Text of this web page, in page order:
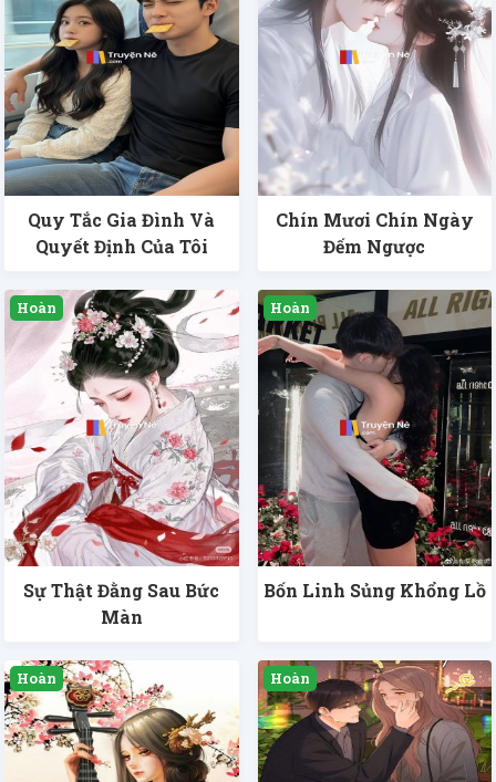
Quy Tắc Gia Đình Và
Quyết Định Của Tôi
Chín Mươi Chín Ngày
Đếm Ngược
Sự Thật Đằng Sau Bức
Màn
Bốn Linh Sủng Khổng Lồ